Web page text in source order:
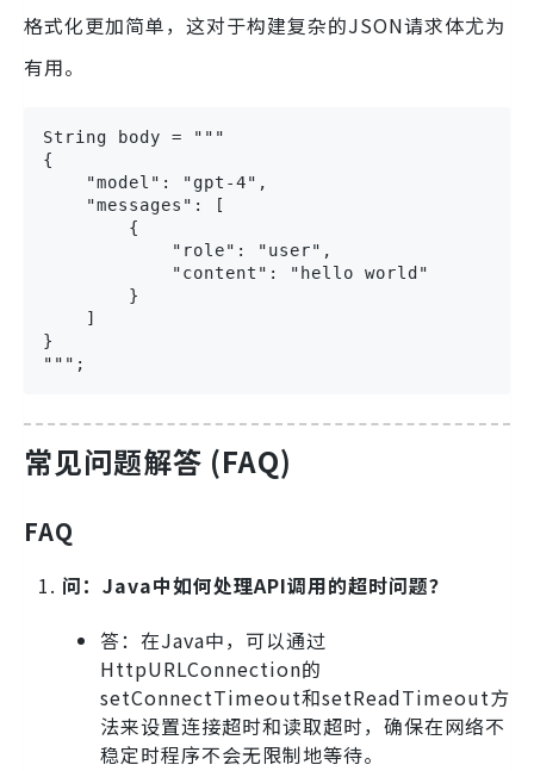
格式化更加简单，这对于构建复杂的JSON请求体尤为
有用。
String body = """
{
    "model": "gpt-4",
    "messages": [
        {
            "role": "user",
            "content": "hello world"
        }
    ]
}
""";
常见问题解答 (FAQ)
FAQ
问：Java中如何处理API调用的超时问题？
答：在Java中，可以通过
HttpURLConnection的
setConnectTimeout和setReadTimeout方
法来设置连接超时和读取超时，确保在网络不
稳定时程序不会无限制地等待。